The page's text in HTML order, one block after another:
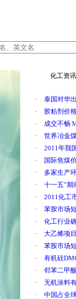
化工资
· 泰国对华
·
胶粘剂价
·
成交不畅
·
世界冶金
·
2011年我
·
国际焦煤
·
多家生产
·
十一五”期
·
2011化工
·
苯胺市场
·
化工行业
·
大乙烯项
·
苯胺市场
·
有机硅
·
邻苯二甲
·
无机涂料
·
中国占全